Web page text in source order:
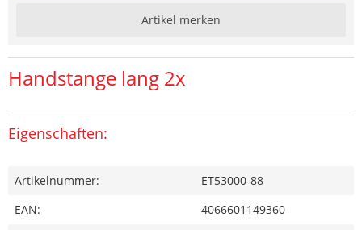
Artikel merken
Handstange lang 2x
Eigenschaften:
Artikelnummer:
ET53000-88
EAN:
4066601149360